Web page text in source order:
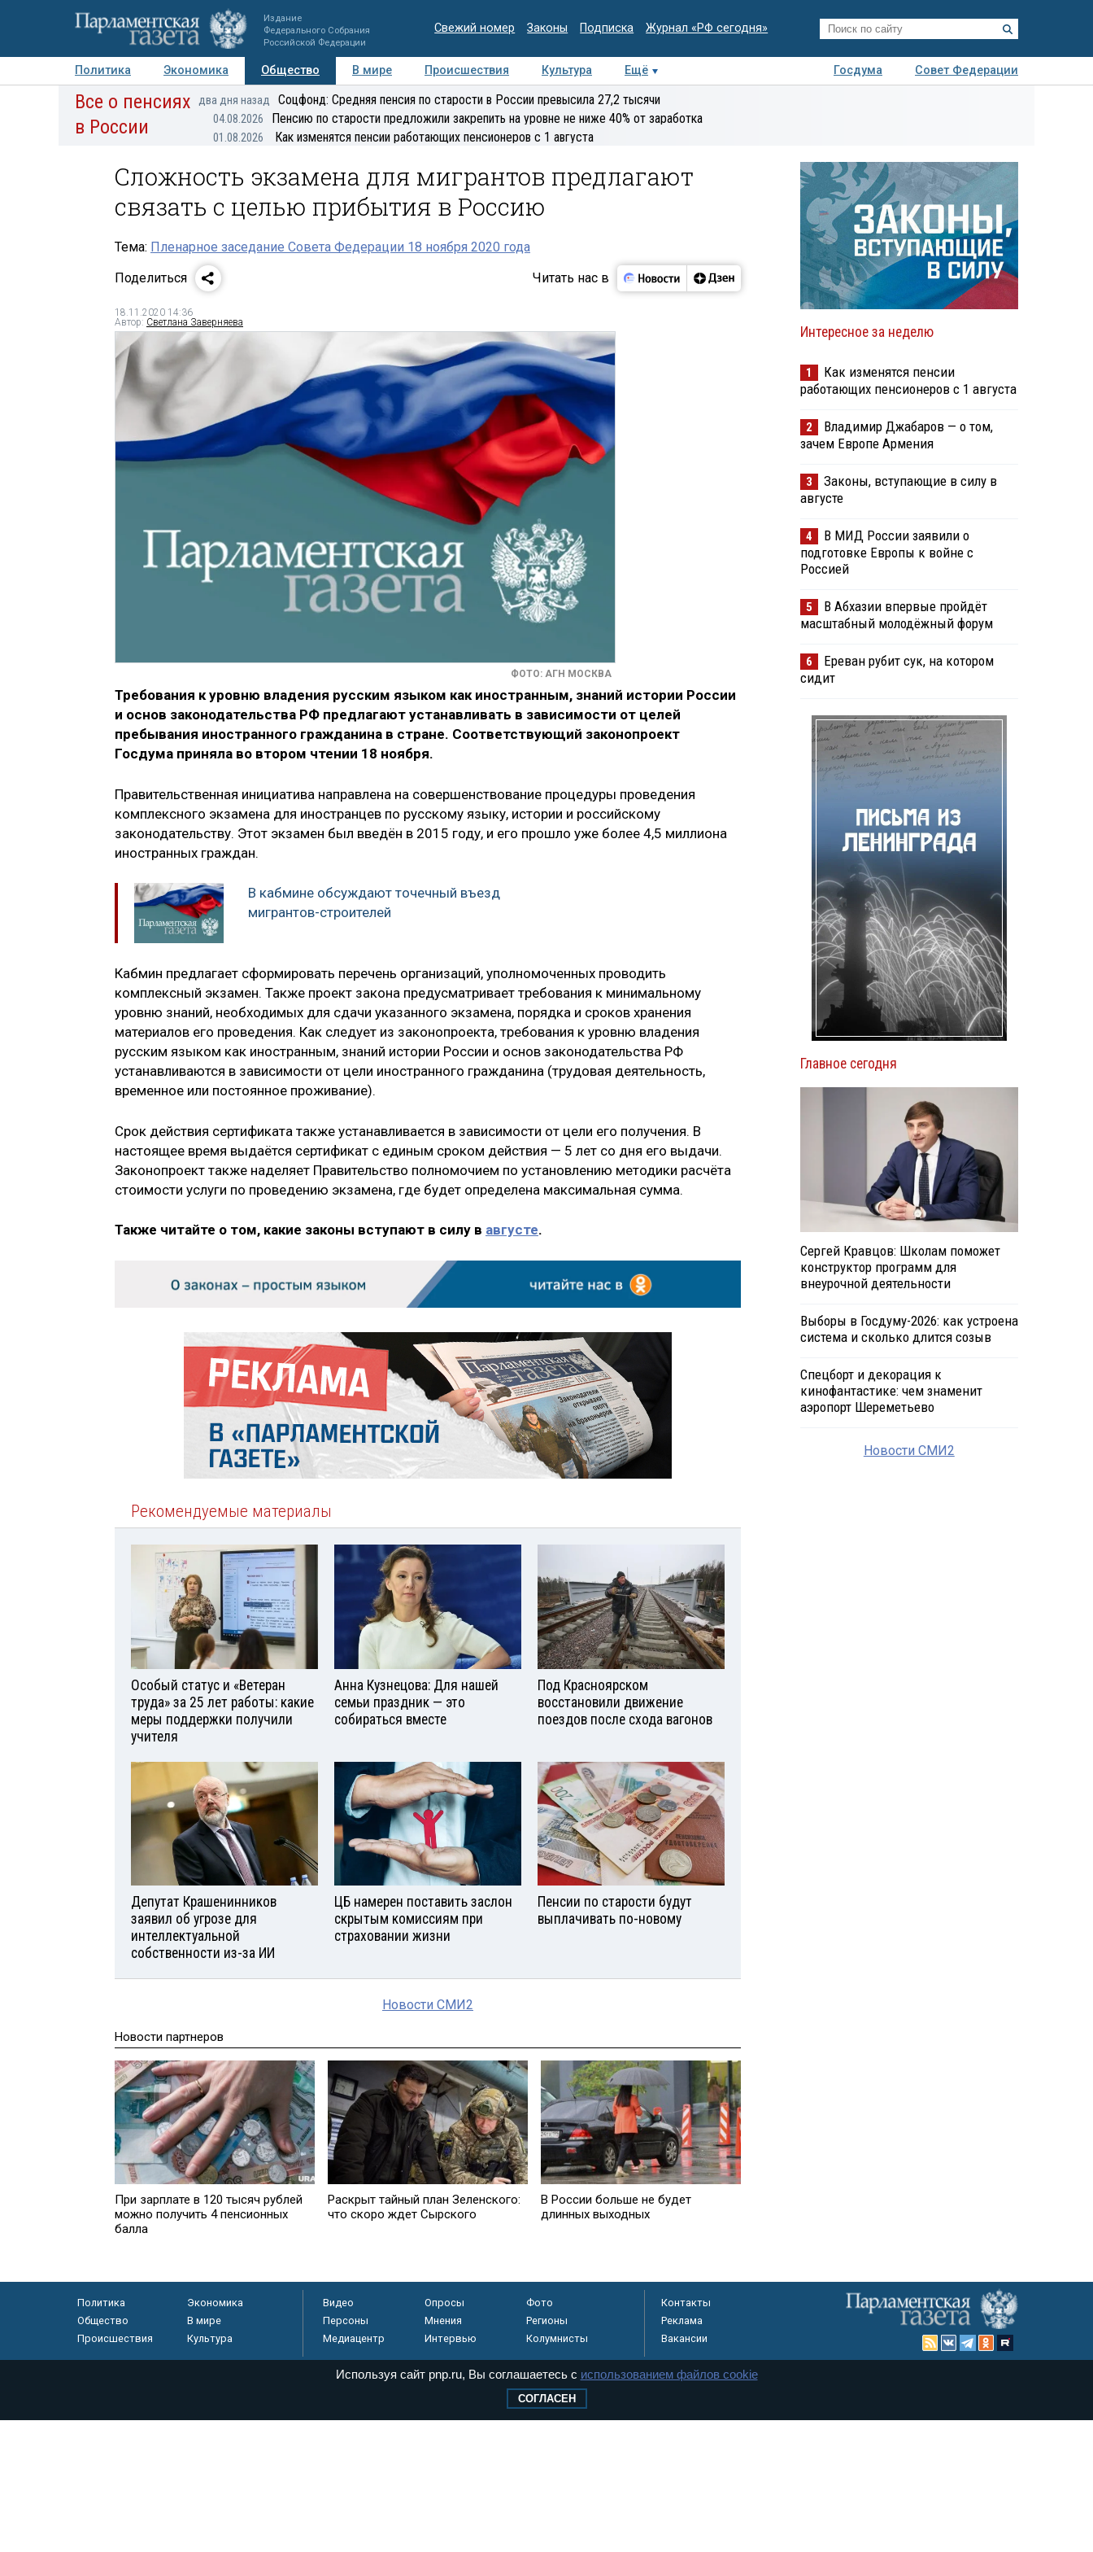
Издание
Федерального Собрания
Российской Федерации
Свежий номер Законы Подписка Журнал «РФ сегодня»
Политика Экономика Общество В мире Происшествия Культура Ещё Госдума
Совет Федерации
Авторы Персоны Мнения Регионы Медиацентр Интервью Колумнисты
Все о пенсиях
в России
два дня назад Соцфонд: Средняя пенсия по старости в России превысила 27,2 тысячи
04.08.2026 Пенсию по старости предложили закрепить на уровне не ниже 40% от заработка
01.08.2026 Как изменятся пенсии работающих пенсионеров с 1 августа
Сложность экзамена для мигрантов предлагают
связать с целью прибытия в Россию
Тема: Пленарное заседание Совета Федерации 18 ноября 2020 года
Поделиться
Читать нас в
18.11.2020 14:36
Автор: Светлана Заверняева
ФОТО: АГН МОСКВА
Требования к уровню владения русским языком как иностранным, знаний истории России
и основ законодательства РФ предлагают устанавливать в зависимости от целей
пребывания иностранного гражданина в стране. Соответствующий законопроект
Госдума приняла во втором чтении 18 ноября.
Правительственная инициатива направлена на совершенствование процедуры проведения
комплексного экзамена для иностранцев по русскому языку, истории и российскому
законодательству. Этот экзамен был введён в 2015 году, и его прошло уже более 4,5 миллиона
иностранных граждан.
В кабмине обсуждают точечный въезд
мигрантов-строителей
Кабмин предлагает сформировать перечень организаций, уполномоченных проводить
комплексный экзамен. Также проект закона предусматривает требования к минимальному
уровню знаний, необходимых для сдачи указанного экзамена, порядка и сроков хранения
материалов его проведения. Как следует из законопроекта, требования к уровню владения
русским языком как иностранным, знаний истории России и основ законодательства РФ
устанавливаются в зависимости от цели иностранного гражданина (трудовая деятельность,
временное или постоянное проживание).
Срок действия сертификата также устанавливается в зависимости от цели его получения. В
настоящее время выдаётся сертификат с единым сроком действия — 5 лет со дня его выдачи.
Законопроект также наделяет Правительство полномочием по установлению методики расчёта
стоимости услуги по проведению экзамена, где будет определена максимальная сумма.
Также читайте о том, какие законы вступают в силу в августе.
Рекомендуемые материалы
Особый статус и «Ветеран
труда» за 25 лет работы: какие
меры поддержки получили
учителя
Анна Кузнецова: Для нашей
семьи праздник — это
собираться вместе
Под Красноярском
восстановили движение
поездов после схода вагонов
Депутат Крашенинников
заявил об угрозе для
интеллектуальной
собственности из-за ИИ
ЦБ намерен поставить заслон
скрытым комиссиям при
страховании жизни
Пенсии по старости будут
выплачивать по-новому
Новости СМИ2
Новости партнеров
При зарплате в 120 тысяч рублей
можно получить 4 пенсионных
балла
Раскрыт тайный план Зеленского:
что скоро ждет Сырского
В России больше не будет
длинных выходных
Интересное за неделю
1
Как изменятся пенсии
работающих пенсионеров с 1 августа
2
Владимир Джабаров — о том,
зачем Европе Армения
3
Законы, вступающие в силу в
августе
4
В МИД России заявили о
подготовке Европы к войне с
Россией
5
В Абхазии впервые пройдёт
масштабный молодёжный форум
6
Ереван рубит сук, на котором
сидит
Главное сегодня
Сергей Кравцов: Школам поможет
конструктор программ для
внеурочной деятельности
Выборы в Госдуму-2026: как устроена
система и сколько длится созыв
Спецборт и декорация к
кинофантастике: чем знаменит
аэропорт Шереметьево
Новости СМИ2
Политика
Экономика
Общество
В мире
Происшествия
Культура
Видео Опросы
Фото
Персоны
Мнения
Регионы
Медиацентр
Интервью Колумнисты
Контакты
Реклама
Вакансии
Федеральной службе по надзору в сфере связи, информационных технологий и
Используя сайт pnp.ru, Вы соглашаетесь с использованием файлов cookie
СОГЛАСЕН